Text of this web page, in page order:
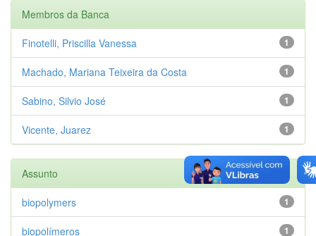
Membros da Banca
1
Finotelli, Priscilla Vanessa
1
Machado, Mariana Teixeira da Costa
1
Sabino, Silvio José
1
Vicente, Juarez
Assunto
1
biopolymers
1
biopolímeros